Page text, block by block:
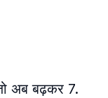
अब बढ़कर 7.